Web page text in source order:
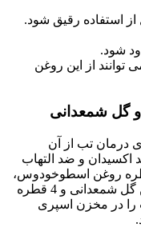
استفاده رقیق شود.
توانند از این روغن
گل شمعدانی
درمان تب از آن
اکسیدان و ضد التهاب
رفع آلرژی و حساسیت :7 قطره روغن اسطوخودوس،
7 قطره روغن درخت چای، 4 قطره روغن گل شمعدانی و 4 قطره
را در مخزن اسپری